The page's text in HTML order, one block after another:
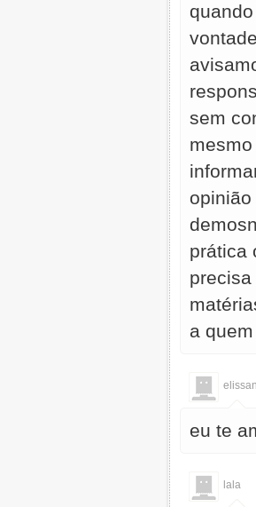
sem
prática
a
eu te
lala